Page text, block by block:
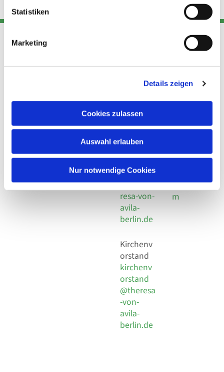
Statistiken
Marketing
Details zeigen
Cookies zulassen
Auswahl erlauben
Nur notwendige Cookies
Adresse
Kirchengemeinde Pfarrei
Hl. Theresa von Avila Berlin
Leitender Pfarrer - Norbert
Behaimstr. 39
Kont
Telefon
+49 30
924 64 28
Fax +49
30 924 54
18
E-Mail
info@the
resa-von-
avila-
berlin.de
Kirchenv
orstand
kirchenv
orstand
@theresa
-von-
avila-
berlin.de
Links
Datensch
utz
Social
Impressu
m